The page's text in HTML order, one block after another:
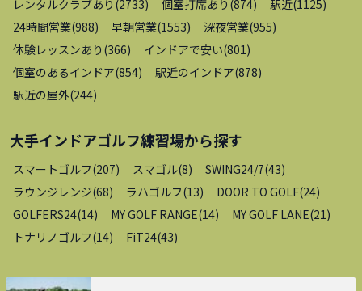
レンタルクラブあり (2733) 個室打席あり (874) 駅近(1125)
24時間営業(988) 早朝営業(1553) 深夜営業(955)
体験レッスンあり (366) インドアで安い(801 )
個室のあるインドア(854) 駅近のインドア(878)
駅近の屋外(244)
大手インドアゴルフ練習場から探す
スマートゴルフ(207) スマゴル(8) SWING24/7(43)
ラウンジレンジ(68) ラハゴルフ(13) DOOR TO GOLF(24)
GOLFERS24(14) MY GOLF RANGE(14) MY GOLF LANE(21 )
トナリノゴルフ(14) FiT24(43)